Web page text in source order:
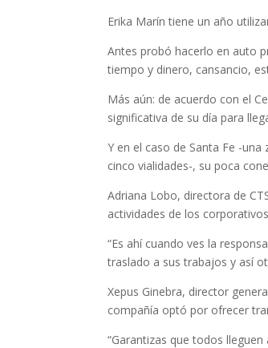
Erika Marín tiene un año
Antes probó hacerlo en auto
tiempo y dinero, cansancio,
Más aún: de acuerdo con el
significativa de su día para
Y en el caso de Santa Fe -
cinco vialidades-, su poca
Adriana Lobo, directora de
actividades de los
“Es ahí cuando ves la
traslado a sus trabajos y así
Xepus Ginebra, director
compañía optó por ofrecer
“Garantizas que todos